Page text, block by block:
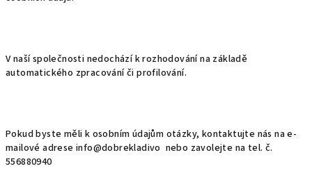
V naší společnosti nedochází k rozhodování na základě
automatického zpracování či profilování.
Pokud byste měli k osobním údajům otázky, kontaktujte nás na e-
mailové adrese info@dobrekladivo nebo zavolejte na tel. č.
556880940